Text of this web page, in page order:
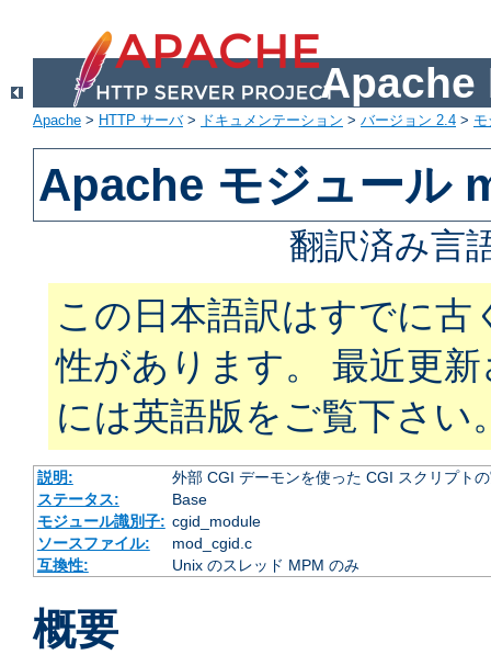
Apache
Apache > HTTP サーバ> ドキュメンテーション > バージョン 2.4 >
Apache モジュール
翻訳済み言
この日本語訳はすでに古
性があります。 最近更
には英語版をご覧下さい
説明:
外部 CGI デーモンを使った CGI スクリプト
ステータス:
Base
モジュール識別子: cgid_module
ソースファイル:
mod_cgid.c
互換性:
Unix のスレッド MPM のみ
概要